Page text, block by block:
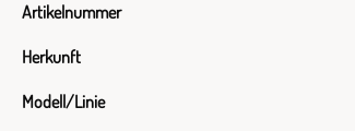
Artikelnummer
Herkunft
Modell/Linie